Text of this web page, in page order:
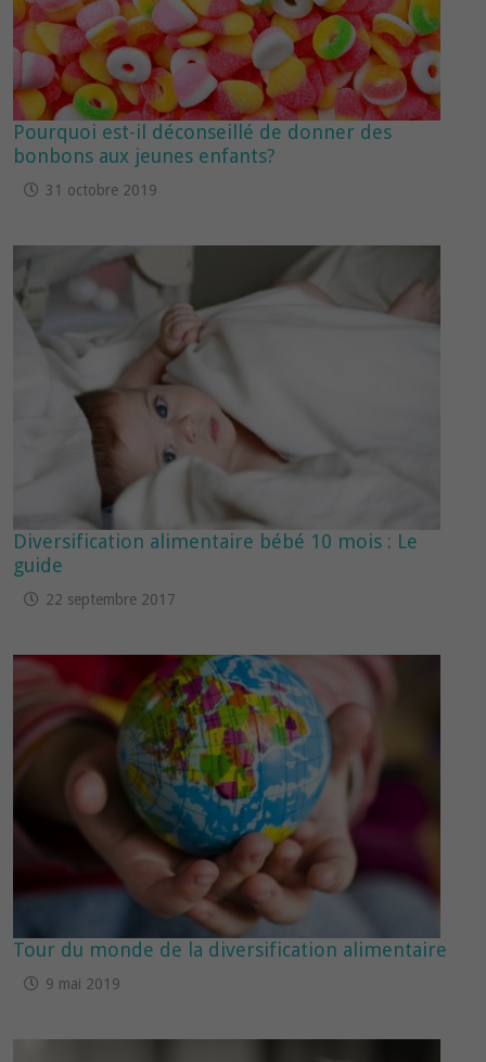
Pourquoi est-il déconseillé de donner des
bonbons aux jeunes enfants?
31 octobre 2019
Diversification alimentaire bébé 10 mois : Le
guide
22 septembre 2017
Tour du monde de la diversification alimentaire
9 mai 2019